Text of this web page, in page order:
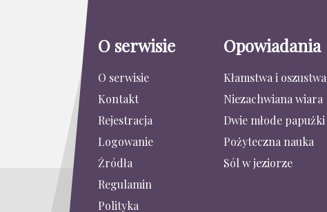
O serwisie
O serwisie
Kontakt
Rejestracja
Logowanie
Źródła
Regulamin
Polityka
Opowiadania
Kłamstwa i oszustwa
Niezachwiana wiara
Dwie młode papużki
Pożyteczna nauka
Sól w jeziorze